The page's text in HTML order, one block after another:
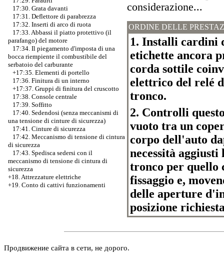
17:30. Grata davanti
17:31. Deflettore di parabrezza
17:32. Inserti di arco di ruota
17:33. Abbassi il piatto protettivo (il
parafango) del motore
17:34. Il piegamento d'imposta di una
bocca riempiente il combustibile del
serbatoio del carburante
+17:35. Elementi di portello
17:36. Finitura di un interno
+17:37. Gruppi di finitura del cruscotto
17:38. Console centrale
17:39. Soffitto
17:40. Sedendosi (senza meccanismi di
una tensione di cinture di sicurezza)
17:41. Cinture di sicurezza
17:42. Meccanismo di tensione di cintura
di sicurezza
17:43. Spedisca sedersi con il
meccanismo di tensione di cintura di
sicurezza
+18. Attrezzature elettriche
+19. Conto di cattivi funzionamenti
considerazione...
ORDINE DELLE
1. Installi cardini
etichette ancora
corda sottile
elettrico del relé
tronco.
2. Controlli
vuoto tra un
corpo dell'auto
necessità
tronco per quello
fissaggio e,
delle aperture
posizione
Продвижение сайта в сети, не дорого.